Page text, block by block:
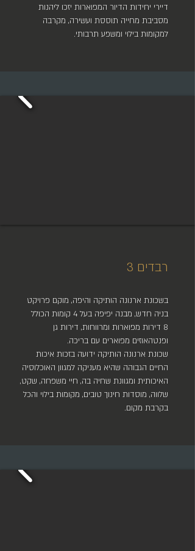
דיירי יחידות הדיור המפוארות יזכו ליהנות
מסביבת מחייה תוססת ועשירה, מקרבה
למקומות בילוי ומשפע תרבותי.
רבדים 3
בשכונת ארנונה הותיקה והיפה, מוקם פרויקט
בניה חדש, מבנה יפיפה בעל 4 קומות הכולל
8 דירות מפוארות ומרווחות, דירות גן
ופנטהאוזים מפוארים עם בריכה.
שכונת ארנונה הותיקה ידועה בזכות איכות
החיים הגבוהה שהיא מעניקה למגוון האוכלוסיה
האיכותית ומגוונת שחיה בה, חיי משפחה, שקט,
שלווה, מוסדות חינוך טובים, מקומות בילוי והכל
בקרבת מקום.